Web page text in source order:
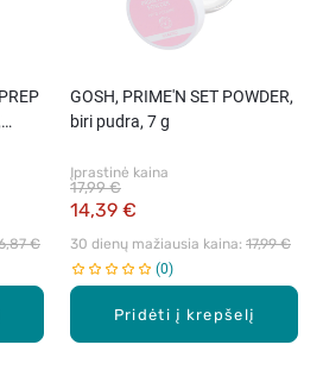
€
Pridėti į krepšelį
GOSH, PRIME'N SET POWDER,
biri pudra, 7 g
Įprastinė kaina
14,39 €
17,99 €
30 dienų mažiausia kaina: 17,99 €
0